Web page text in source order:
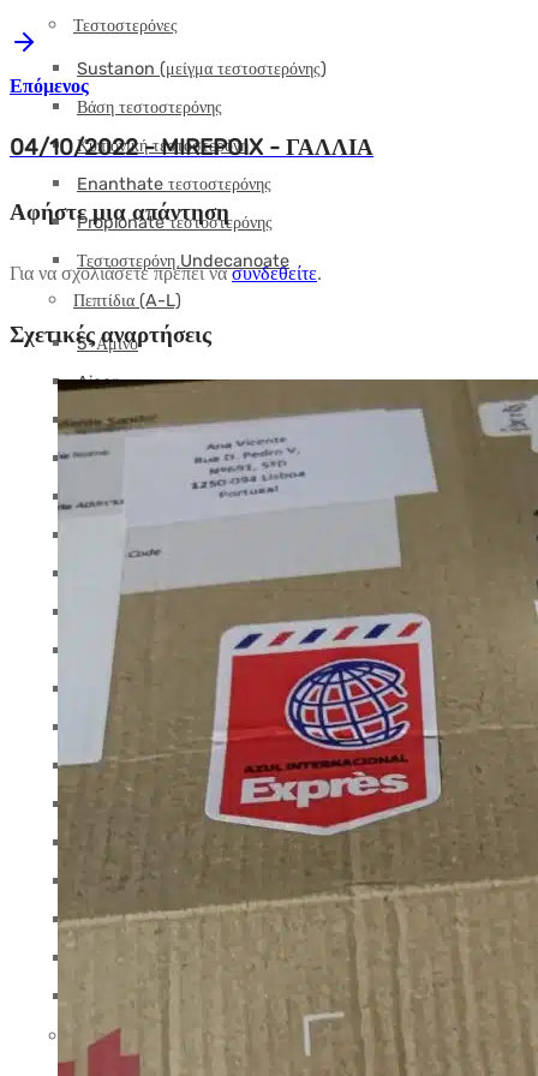
Τεστοστερόνες
Sustanon (μείγμα τεστοστερόνης)
Βάση τεστοστερόνης
Κυπιονική τεστοστερόνη
Enanthate τεστοστερόνης
Propionate τεστοστερόνης
Τεστοστερόνη Undecanoate
Πεπτίδια (A-L)
5-Αμινο
Aicar
AOD9604
BPC-157
Καγριλιντίδη
Epithalon
Φολιστατίνη
GHK-CU
GHRP-2
GHRP-6
Hexarelin
HGH-θραύσμα
IGF
Ipamorelin
Λεβοκαρνιτίνη (L-καρνιτίνη)
Πεπτίδια (M-Z)
Επόμενος
04/10/2022 - MIREPOIX - ΓΑΛΛΙΑ
Αφήστε μια απάντηση
Για να σχολιάσετε πρέπει νασυνδεθείτε.
Σχετικές αναρτήσεις